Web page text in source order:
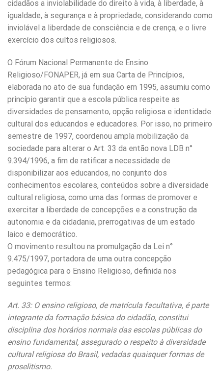
cidadãos a inviolabilidade do direito à vida, à liberdade, à
igualdade, à segurança e à propriedade, considerando como
inviolável a liberdade de consciência e de crença, e o livre
exercício dos cultos religiosos.
O Fórum Nacional Permanente de Ensino
Religioso/FONAPER, já em sua Carta de Princípios,
elaborada no ato de sua fundação em 1995, assumiu como
princípio garantir que a escola pública respeite as
diversidades de pensamento, opção religiosa e identidade
cultural dos educandos e educadores. Por isso, no primeiro
semestre de 1997, coordenou ampla mobilização da
sociedade para alterar o Art. 33 da então nova LDB n°
9.394/1996, a fim de ratificar a necessidade de
disponibilizar aos educandos, no conjunto dos
conhecimentos escolares, conteúdos sobre a diversidade
cultural religiosa, como uma das formas de promover e
exercitar a liberdade de concepções e a construção da
autonomia e da cidadania, prerrogativas de um estado
laico e democrático.
O movimento resultou na promulgação da Lei n°
9.475/1997, portadora de uma outra concepção
pedagógica para o Ensino Religioso, definida nos
seguintes termos:
Art. 33: O ensino religioso, de matrícula facultativa, é parte
integrante da formação básica do cidadão, constitui
disciplina dos horários normais das escolas públicas do
ensino fundamental, assegurado o respeito à diversidade
cultural religiosa do Brasil, vedadas quaisquer formas de
proselitismo.